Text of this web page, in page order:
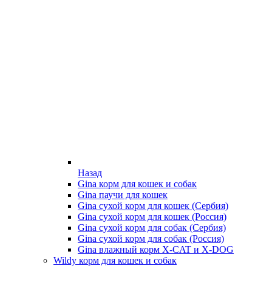
Назад
Gina корм для кошек и собак
Gina паучи для кошек
Gina сухой корм для кошек (Сербия)
Gina сухой корм для кошек (Россия)
Gina сухой корм для собак (Сербия)
Gina сухой корм для собак (Россия)
Gina влажный корм X-CAT и X-DOG
Wildy корм для кошек и собак